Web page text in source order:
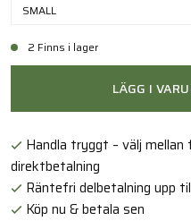
SMALL
2 Finns i lager
LÄGG I
Handla tryggt – välj
direktbetalning
Räntefri delbetalning upp
Köp nu & betala sen